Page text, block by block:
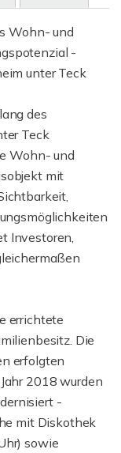
Wohn- und
-
unter Teck
des
Teck
Wohn- und
mit
Investoren,
errichtete
Die
erfolgten
2018 wurden
-
mit Diskothek
sowie